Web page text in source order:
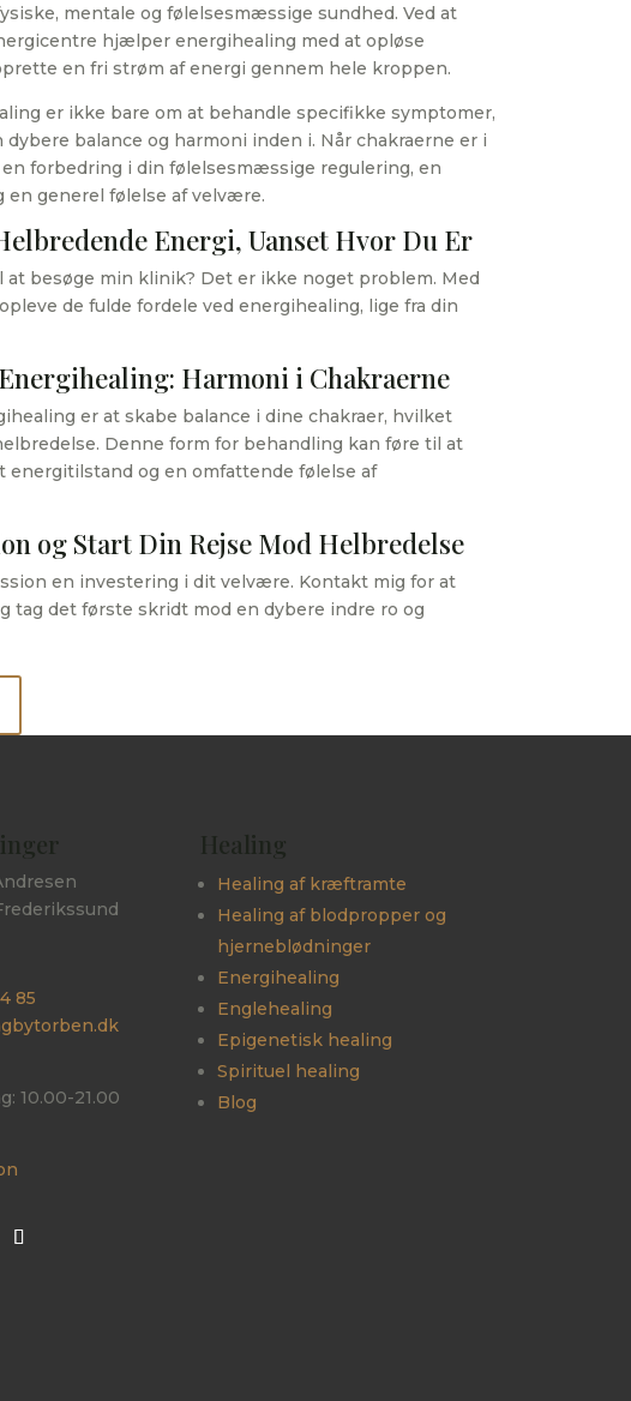
mentale og følelsesmæssige sundhed. Ved at
hjælper energihealing med at opløse
en fri strøm af energi gennem hele kroppen.
er ikke bare om at behandle specifikke symptomer,
dybere balance og harmoni inden i. Når chakraerne er i
forbedring i din følelsesmæssige regulering, en
en generel følelse af velvære.
Energi, Uanset Hvor Du Er
at besøge min klinik? Det er ikke noget problem. Med
de fulde fordele ved energihealing, lige fra din
Harmoni i Chakraerne
er at skabe balance i dine chakraer, hvilket
Denne form for behandling kan føre til at
energitilstand og en omfattende følelse af
og Start Din Rejse Mod Helbredelse
en investering i dit velvære. Kontakt mig for at
tag det første skridt mod en dybere indre ro og
85
10.00-21.00
Healing
Healing af kræftramte
Healing af blodpropper og
hjerneblødninger
Energihealing
Englehealing
Epigenetisk healing​
Spirituel healing
Blog